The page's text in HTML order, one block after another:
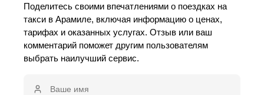
Поделитесь своими впечатлениями о поездках на
такси в Арамиле, включая информацию о ценах,
тарифах и оказанных услугах. Отзыв или ваш
комментарий поможет другим пользователям
выбрать наилучший сервис.